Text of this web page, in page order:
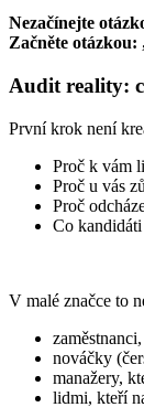
Nezačínejte
Začněte otázkou:
Audit reality:
První krok není
Proč k vám
Proč u vás
Proč
Co kandidáti
V malé značce to
nováčky
manažery,
lidmi, kteří